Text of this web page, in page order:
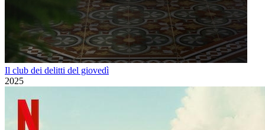
Il club dei delitti del giovedì
2025